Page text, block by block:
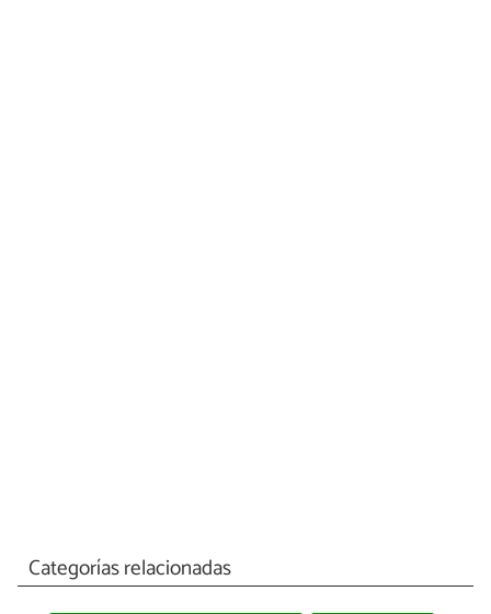
Categorías relacionadas